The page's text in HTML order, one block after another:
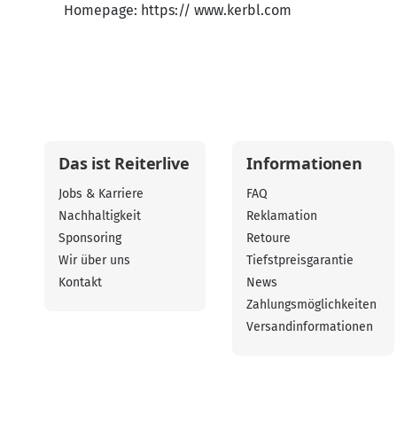
Homepage: https:// www.kerbl.com
Das ist Reiterlive
Jobs & Karriere
Nachhaltigkeit
Sponsoring
Wir über uns
Kontakt
Informationen
FAQ
Reklamation
Retoure
Tiefstpreisgarantie
News
Zahlungsmöglichkeiten
Versandinformationen